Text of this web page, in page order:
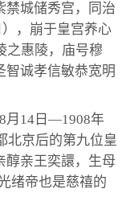
禁城储秀宫，同治
，崩于皇宫养心
之惠陵，庙号穆
智诚孝信敏恭宽明
月14日—1908年
北京后的第九位皇
醇亲王奕譞，生母
绪帝也是慈禧的